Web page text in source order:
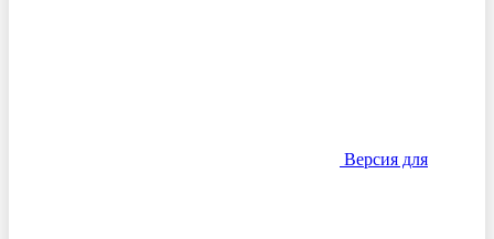
Версия для